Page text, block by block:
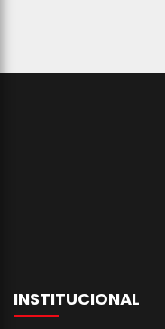
INSTITUCIONAL